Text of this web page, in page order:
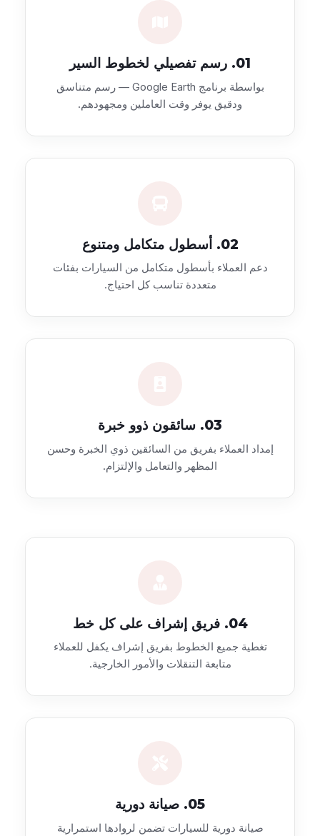
01. رسم تفصيلي لخطوط السير
بواسطة برنامج Google Earth — رسم متناسق
ودقيق يوفر وقت العاملين ومجهودهم.
02. أسطول متكامل ومتنوع
دعم العملاء بأسطول متكامل من السيارات بفئات
متعددة تناسب كل احتياج.
03. سائقون ذوو خبرة
إمداد العملاء بفريق من السائقين ذوي الخبرة وحسن
المظهر والتعامل والإلتزام.
04. فريق إشراف على كل خط
تغطية جميع الخطوط بفريق إشراف يكفل للعملاء
متابعة التنقلات والأمور الخارجية.
05. صيانة دورية
صيانة دورية للسيارات تضمن لروادها استمرارية